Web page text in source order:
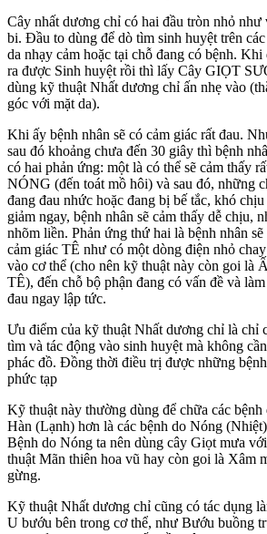
Cây nhất dương chỉ có hai đầu tròn nhỏ như
bi. Đầu to dùng để dò tìm sinh huyệt trên
da nhạy cảm hoặc tại chỗ đang có bệnh. Khi
ra được Sinh huyệt rồi thì lấy Cây GIỌT
dùng kỹ thuật Nhất dương chỉ ấn nhẹ vào
góc với mặt da).
Khi ấy bệnh nhân sẽ có cảm giác rất đau.
sau đó khoảng chưa đến 30 giây thì bệnh
có hai phản ứng: một là có thể sẽ cảm thấy
NÓNG (đến toát mồ hôi) và sau đó, những
đang đau nhức hoặc đang bị bế tắc, khó chịu
giảm ngay, bệnh nhân sẽ cảm thấy dễ chịu,
nhõm liền. Phản ứng thứ hai là bệnh nhân sẽ
cảm giác TÊ như có một dòng điện nhỏ
vào cơ thể (cho nên kỹ thuật này còn goi là
TÊ), đến chỗ bộ phận đang có vấn đề và
đau ngay lập tức.
Ưu điểm của kỹ thuật Nhất dương chỉ là chỉ
tìm và tác động vào sinh huyệt mà không
phác đồ. Đồng thời điều trị được những
phức tạp
Kỹ thuật này thường dùng để chữa các bệnh
Hàn (Lạnh) hơn là các bệnh do Nóng
Bệnh do Nóng ta nên dùng cây Giọt mưa
thuật Mãn thiên hoa vũ hay còn goi là Xâm
gừng.
Kỹ thuật Nhất dương chỉ cũng có tác dụng
U bướu bên trong cơ thể, như Bướu buồng